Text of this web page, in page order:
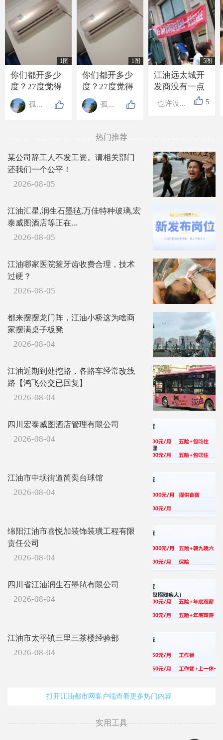
1图
你们都开多少
度？27度觉得
有点冷，风扇
又觉得不够
孤影伴孤人
1图
你们都开多少
度？27度觉得
有点冷，风扇
又觉得不够
孤影伴孤人
5图
江油远太城开
发商没有一点
良心，私自建
电梯到小区负
的诱惑下，考
虑一下老百姓
的安全问题，
不要蛇鼠一窝
也许没有也许？ 5
热门推荐
某公司辞工人不发工资。请相关部门
还我们一个公平！
2026-08-05
江油汇星,润生石墨毡,万佳特种玻璃,宏
泰威图酒店等正在...
2026-08-05
江油哪家医院箍牙齿收费合理，技术
过硬？
2026-08-05
都来摆摆龙门阵，江油小桥这为啥商
家摆满桌子板凳
2026-08-04
江油近期到处挖路，各路车经常改线
路【鸿飞公交已回复】
2026-08-04
四川宏泰威图酒店管理有限公司
2026-08-04
江油市中坝街道简奕台球馆
2026-08-04
绵阳江油市喜悦加装饰装璜工程有限
责任公司
2026-08-04
四川省江油润生石墨毡有限公司
2026-08-04
江油市太平镇三里三茶楼经验部
2026-08-04
打开江油都市网客户端查看更多热门内容
实用工具